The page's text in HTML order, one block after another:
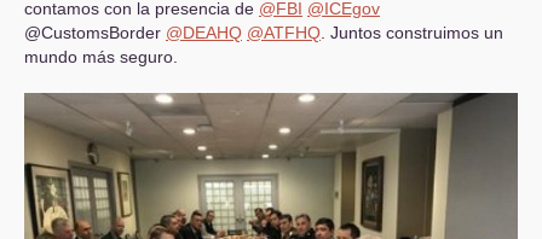
contamos con la presencia de @FBI @ICEgov
@CustomsBorder @DEAHQ @ATFHQ . Juntos construimos un
mundo más seguro.